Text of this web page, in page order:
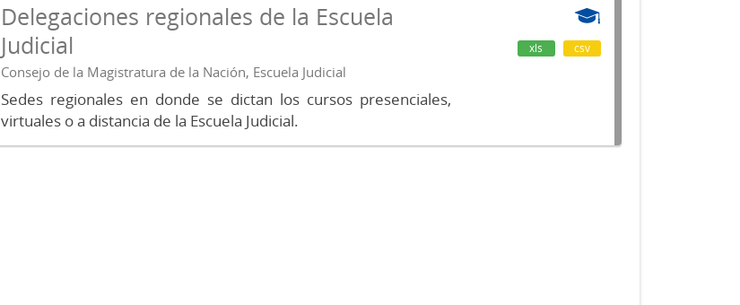
Delegaciones regionales de la Escuela
Judicial
Consejo de la Magistratura de la Nación, Escuela Judicial
Sedes regionales en donde se dictan los cursos presenciales,
virtuales o a distancia de la Escuela Judicial.
xls csv